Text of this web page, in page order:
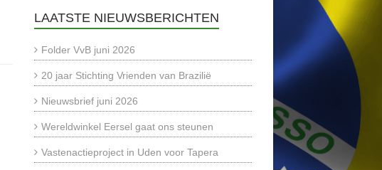
LAATSTE NIEUWSBERICHTEN
Folder VvB juni 2026
20 jaar Stichting Vrienden van Brazilië
Nieuwsbrief juni 2026
Wereldwinkel Eersel gaat ons steunen
Vastenactieproject in Uden voor Tapera